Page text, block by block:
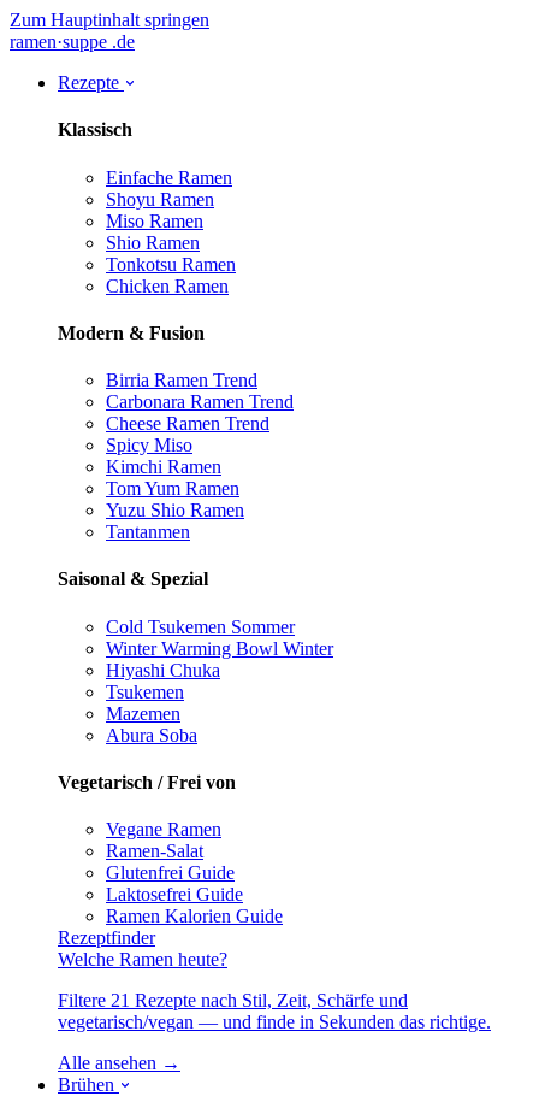
Zum Hauptinhalt springen
ramen·suppe .de
Rezepte
Klassisch
Einfache Ramen
Shoyu Ramen
Miso Ramen
Shio Ramen
Tonkotsu Ramen
Chicken Ramen
Modern & Fusion
Birria Ramen Trend
Carbonara Ramen Trend
Cheese Ramen Trend
Spicy Miso
Kimchi Ramen
Tom Yum Ramen
Yuzu Shio Ramen
Tantanmen
Saisonal & Spezial
Cold Tsukemen Sommer
Winter Warming Bowl Winter
Hiyashi Chuka
Tsukemen
Mazemen
Abura Soba
Vegetarisch / Frei von
Vegane Ramen
Ramen-Salat
Glutenfrei Guide
Laktosefrei Guide
Ramen Kalorien Guide
Rezeptfinder
Welche Ramen heute?
Filtere 21 Rezepte nach Stil, Zeit, Schärfe und
vegetarisch/vegan — und finde in Sekunden das richtige.
Alle ansehen →
Brühen